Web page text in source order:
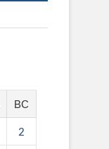
ВС
2